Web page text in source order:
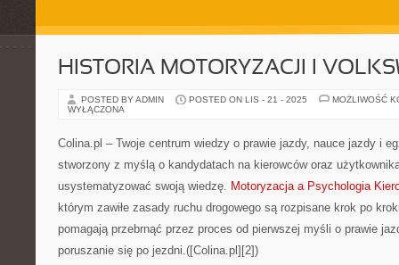
HISTORIA MOTORYZACJI I
POSTED BY ADMIN POSTED ON LIS - 21 - 2025
MOŻLIWOŚĆ
WYŁĄCZONA
Colina.pl – Twoje centrum wiedzy o prawie jazdy, nauce jazdy i
stworzony z myślą o kandydatach na kierowców oraz
usystematyzować swoją wiedzę. Motoryzacja a Psychologia
którym zawiłe zasady ruchu drogowego są rozpisane krok po
pomagają przebrnąć przez proces od pierwszej myśli o prawie
poruszanie się po jezdni.([Colina.pl][2])